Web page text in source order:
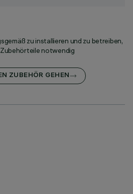
zu installieren und zu betreiben,
notwendig
ZUBEHÖR GEHEN